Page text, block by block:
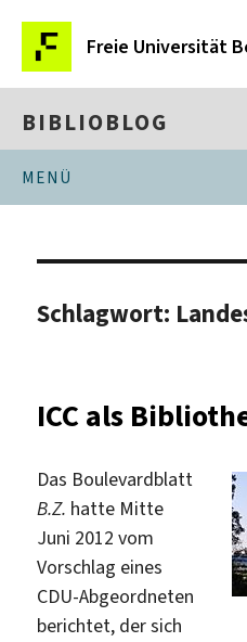
Freie Universität
BIBLIOBLOG
MENÜ
Schlagwort:
ICC als
Das Boulevardblatt
B.Z. hatte Mitte
Juni 2012 vom
Vorschlag eines
CDU-Abgeordneten
berichtet, der sich